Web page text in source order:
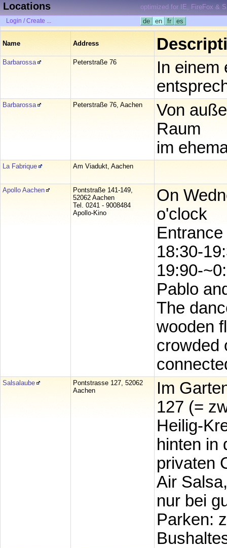
Locations optimized for IE, FireFox &
Login / Create ... de en fr es
Name Address
Barbarossa Peterstraße 76
In einem
Barbarossa Peterstraße 76, Aachen
Von
Raum
im
La Fabrique Am Viadukt, Aachen
Apollo Aachen
Pontstraße 141-149,
52062 Aachen
Tel. 0241 - 9008484
Apollo-Kino
On
o'clock
Entrance
18:30-
19:90-
Pablo
The
wooden
crowded
Salsalaube
Pontstrasse 127, 52062
Aachen
Im
127 (=
Heilig-
hinten in
privaten
Air
nur bei
Parken: